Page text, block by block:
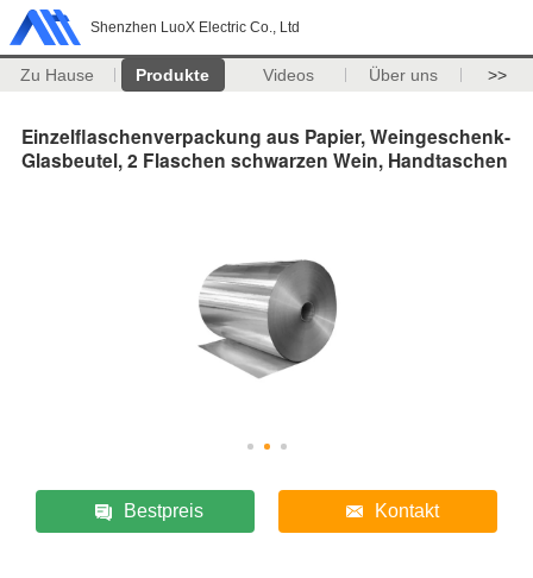
Shenzhen LuoX Electric Co., Ltd
Zu Hause Produkte Videos Über uns >>
Einzelflaschenverpackung aus Papier, Weingeschenk-
Glasbeutel, 2 Flaschen schwarzen Wein, Handtaschen
Bestpreis Kontakt